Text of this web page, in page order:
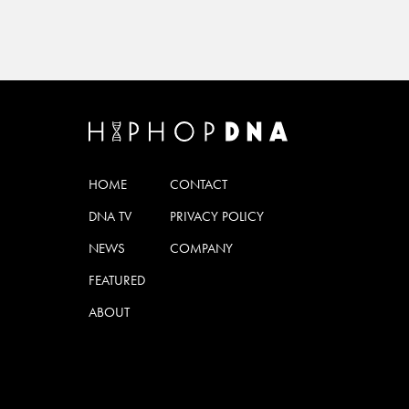
HOME
DNA TV
NEWS
FEATURED
ABOUT
CONTACT
PRIVACY POLICY
COMPANY